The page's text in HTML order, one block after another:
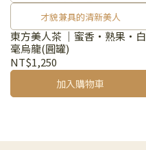
才貌兼具的清新美人
東方美人茶 ｜蜜香‧熟果‧白
毫烏龍(圓罐)
NT$1,250
加入購物車